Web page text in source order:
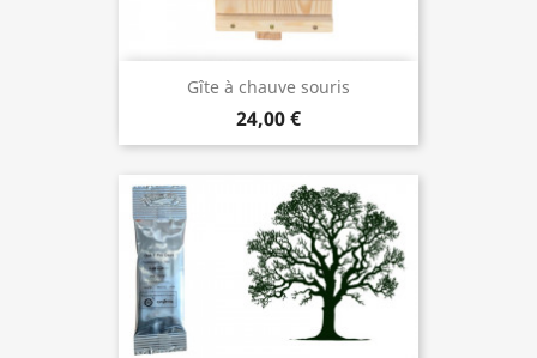
Gîte à chauve souris
24,00 €